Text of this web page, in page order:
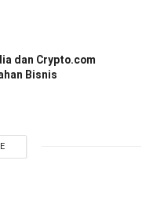
dan Crypto.com
Bisnis